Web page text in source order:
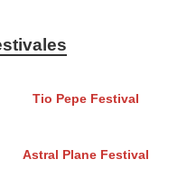
Tio Pepe Festival
Astral Plane Festival